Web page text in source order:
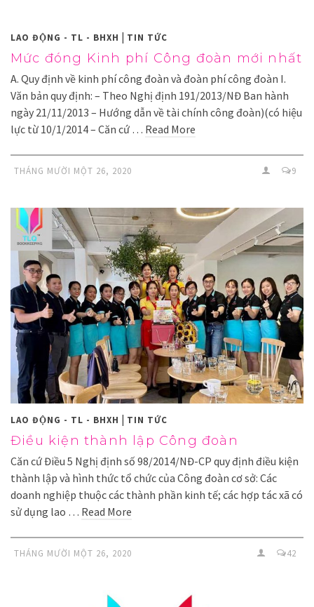
LAO ĐỘNG - TL - BHXH | TIN TỨC
Mức đóng Kinh phí Công đoàn mới nhất
A. Quy định về kinh phí công đoàn và đoàn phí công đoàn I.
Văn bản quy định: – Theo Nghị định 191/2013/NĐ Ban hành
ngày 21/11/2013 – Hướng dẫn về tài chính công đoàn)(có hiệu
lực từ 10/1/2014 – Căn cứ … Read More
THÁNG MƯỜI MỘT 26, 2020 9
LAO ĐỘNG - TL - BHXH | TIN TỨC
Điều kiện thành lập Công đoàn
Căn cứ Điều 5 Nghị định số 98/2014/NĐ-CP quy định điều kiện
thành lập và hình thức tổ chức của Công đoàn cơ sở: Các
doanh nghiệp thuộc các thành phần kinh tế; các hợp tác xã có
sử dụng lao … Read More
THÁNG MƯỜI MỘT 26, 2020 42